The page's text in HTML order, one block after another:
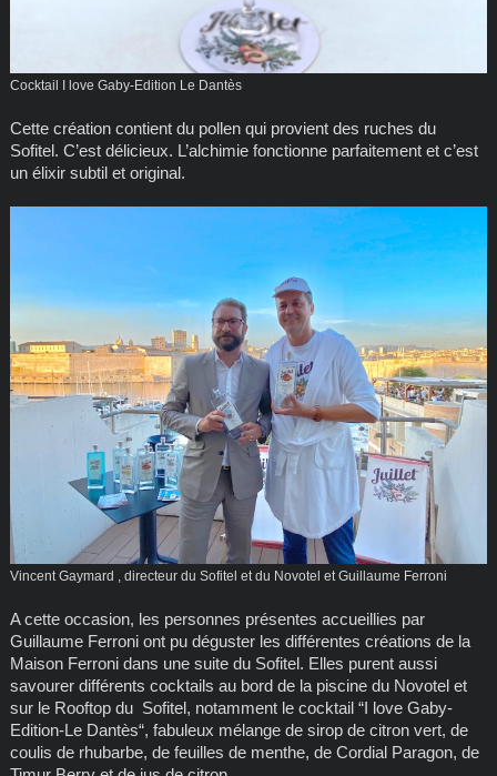
Cocktail I love Gaby-Edition Le Dantès
Cette création contient du pollen qui provient des ruches du
Sofitel. C’est délicieux. L’alchimie fonctionne parfaitement et c’est
un élixir subtil et original.
Vincent Gaymard , directeur du Sofitel et du Novotel et Guillaume Ferroni
A cette occasion, les personnes présentes accueillies par
Guillaume Ferroni ont pu déguster les différentes créations de la
Maison Ferroni dans une suite du Sofitel. Elles purent aussi
savourer différents cocktails au bord de la piscine du Novotel et
sur le Rooftop du Sofitel, notamment le cocktail “I love Gaby-
Edition-Le Dantès“, fabuleux mélange de sirop de citron vert, de
coulis de rhubarbe, de feuilles de menthe, de Cordial Paragon, de